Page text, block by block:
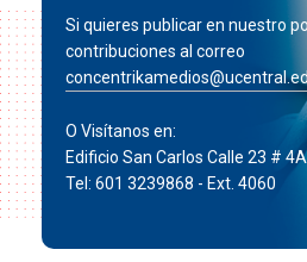
Si quieres publicar en nuestro
contribuciones al correo
O Visítanos en:
Edificio San Carlos Calle 23 #
Tel: 601 3239868 - Ext. 4060